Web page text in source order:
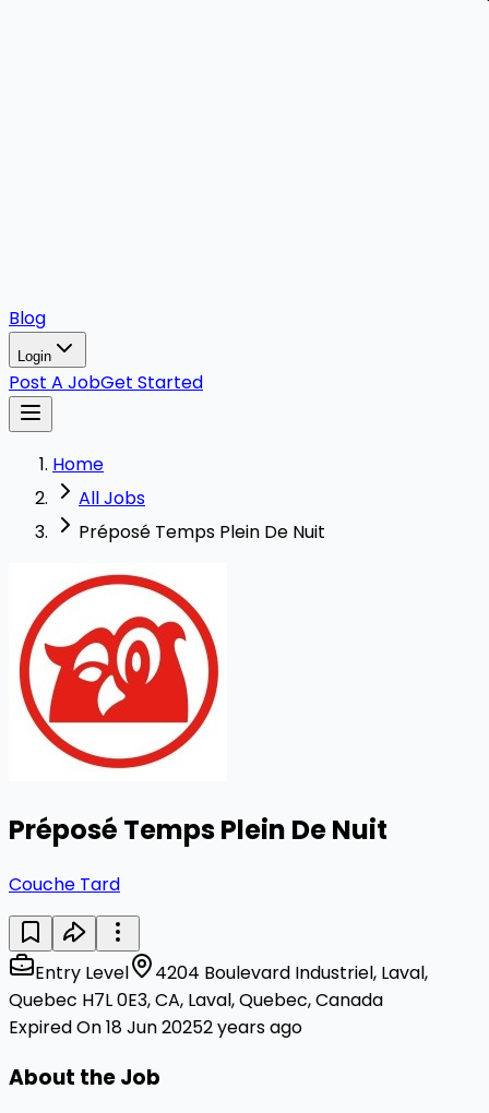
Blog
Login
Post A JobGet Started
Home
All Jobs
Préposé Temps Plein De Nuit
Préposé Temps Plein De Nuit
Couche Tard
Entry Level
4204 Boulevard Industriel, Laval,
Quebec H7L 0E3, CA, Laval, Quebec, Canada
Expired On 18 Jun 20252 years ago
About the Job